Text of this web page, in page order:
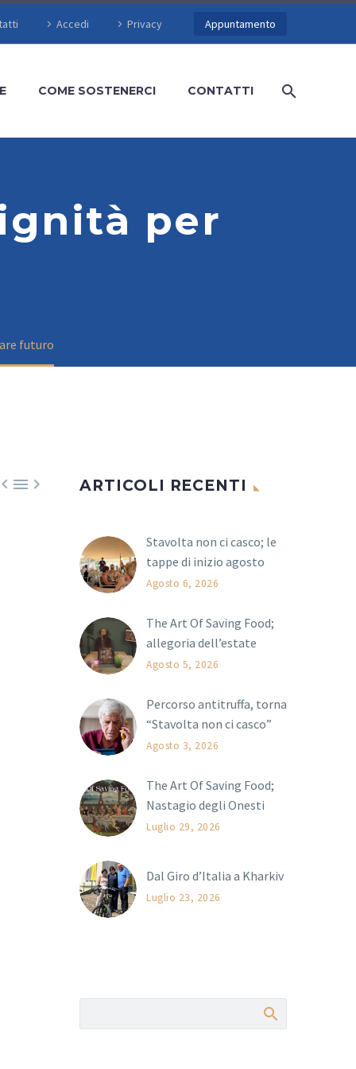
Accedi Privacy Appuntamento
COME SOSTENERCI CONTATTI
per
futuro
 ARTICOLI RECENTI
Stavolta non ci casco; le
tappe di inizio agosto
Agosto 6, 2026
The Art Of Saving Food;
allegoria dell’estate
Agosto 5, 2026
Percorso antitruffa, torna
“Stavolta non ci casco”
Agosto 3, 2026
The Art Of Saving Food;
Nastagio degli Onesti
Luglio 29, 2026
Dal Giro d’Italia a Kharkiv
Luglio 23, 2026